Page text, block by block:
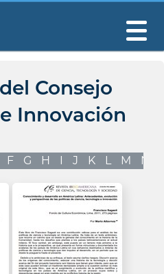
Consejo
Innovación
F G H I J K L M N